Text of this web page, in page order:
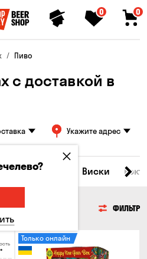
0 0
Пиво
с доставкой в
Укажите адрес
Сидр Виски
ФИЛЬТР
°
Только онлайн